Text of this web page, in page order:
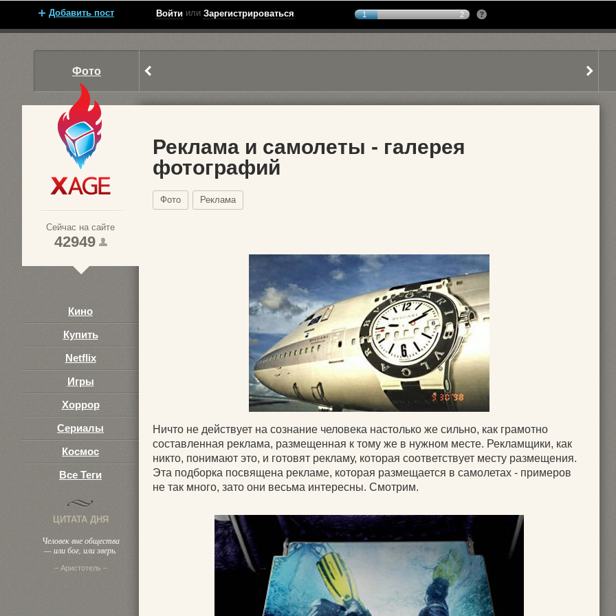
Добавить пост Войти или Зарегистрироваться 1 2
Фото
Сейчас на сайте
42949
Кино
Купить
Netflix
Игры
Хоррор
Сериалы
Космос
Все Теги
ЦИТАТА ДНЯ
Человек вне общества
— или бог, или зверь.
– Аристотель –
Реклама и самолеты - галерея
фотографий
Фото Реклама
Ничто не действует на сознание человека настолько же сильно, как грамотно
составленная реклама, размещенная к тому же в нужном месте. Рекламщики, как
никто, понимают это, и готовят рекламу, которая соответствует месту размещения.
Эта подборка посвящена рекламе, которая размещается в самолетах - примеров
не так много, зато они весьма интересны. Смотрим.